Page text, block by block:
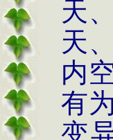
天
天
内
有
变